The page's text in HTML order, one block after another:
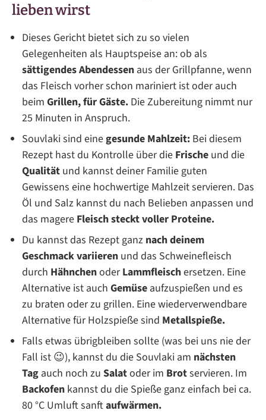
lieben wirst
Dieses Gericht bietet sich zu so vielen
Gelegenheiten als Hauptspeise an: ob als
sättigendes Abendessen aus der Grillpfanne, wenn
das Fleisch vorher schon mariniert ist oder auch
beim Grillen, für Gäste. Die Zubereitung nimmt nur
25 Minuten in Anspruch.
Souvlaki sind einegesunde Mahlzeit: Bei diesem
Rezept hast du Kontrolle über die Frische und die
Qualität und kannst deiner Familie guten
Gewissens eine hochwertige Mahlzeit servieren. Das
Öl und Salz kannst du nach Belieben anpassen und
das magere Fleisch steckt voller Proteine.
Du kannst das Rezept ganz nach deinem
Geschmack variieren und das Schweinefleisch
durch HähnchenoderLammfleischersetzen. Eine
Alternative ist auch Gemüse aufzuspießen und es
zu braten oder zu grillen. Eine wiederverwendbare
Alternative für Holzspieße sind Metallspieße.
Falls etwas übrigbleiben sollte (was bei uns nie der
Fall ist 😉), kannst du die Souvlaki am nächsten
Tag auch noch zu Salatoder im Brotservieren. Im
Backofen kannst du die Spieße ganz einfach bei ca.
80 °C Umluft sanftaufwärmen.